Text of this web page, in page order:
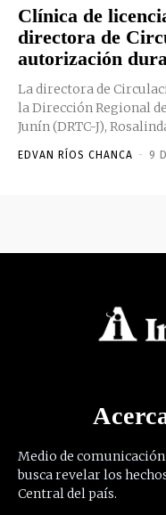
Clínica de
directora de
autorización
La directora de
la Dirección Regional
Junín (DRTC-J),
EDVAN RÍOS CHANCA - 9
Medio de
busca revelar los
Central del país.